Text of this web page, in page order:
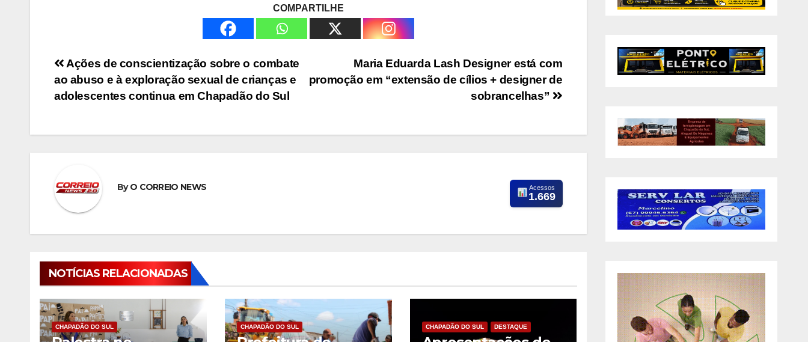
COMPARTILHE
Navegação
de
Maria Eduarda Lash Designer está com
promoção em “extensão de cílios + designer de
sobrancelhas”
Ações de conscientização sobre o combate
ao abuso e à exploração sexual de crianças e
adolescentes continua em Chapadão do Sul
ByO CORREIO NEWS Acessos
1.669
NOTÍCIAS RELACIONADAS
CHAPADÃO DO SUL CHAPADÃO DO SUL CHAPADÃO DO SUL DESTAQUE